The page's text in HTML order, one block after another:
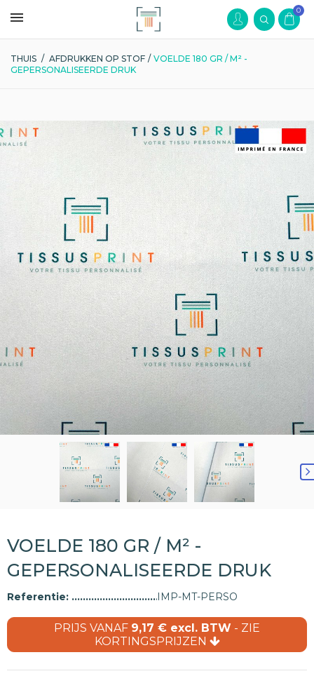
0
THUIS / AFDRUKKEN OP STOF / VOELDE 180 GR / M² -
GEPERSONALISEERDE DRUK
VOELDE 180 GR / M² -
GEPERSONALISEERDE DRUK
Referentie: IMP-MT-PERSO
PRIJS VANAF 9,17 € excl. BTW - ZIE
KORTINGSPRIJZEN